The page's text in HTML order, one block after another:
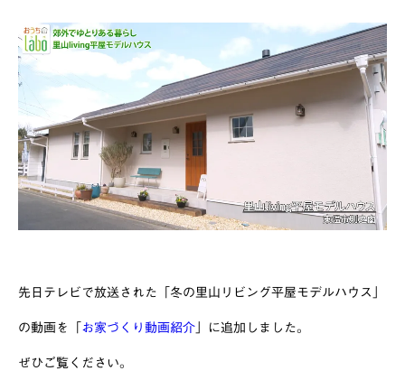
先日テレビで放送された「冬の里山リビング平屋モデルハウス」
の動画を「 お家づくり動画紹介 」に追加しました。
ぜひご覧ください。